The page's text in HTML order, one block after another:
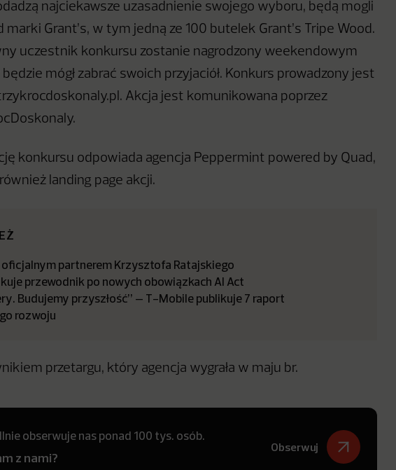
najciekawsze uzasadnienie swojego wyboru, będą mogli
Grant’s, w tym jedną ze 100 butelek Grant’s Tripe Wood.
uczestnik konkursu zostanie nagrodzony weekendowym
mógł zabrać swoich przyjaciół. Konkurs prowadzony jest
Akcja jest komunikowana poprzez
konkursu odpowiada agencja Peppermint powered by Quad,
landing page akcji.
oficjalnym partnerem Krzysztofa Ratajskiego
przewodnik po nowych obowiązkach AI Act
Budujemy przyszłość” – T-Mobile publikuje 7 raport
rozwoju
przetargu, który agencja wygrała w maju br.
obserwuje nas ponad 100 tys. osób.
z nami?
Obserwuj